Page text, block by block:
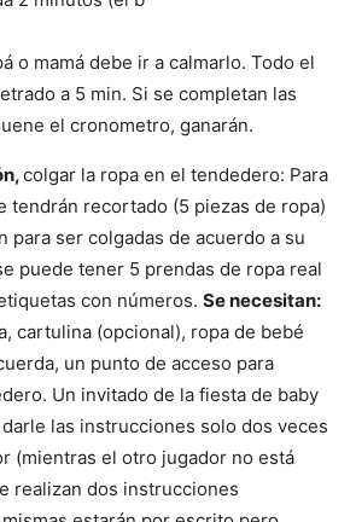
o mamá debe ir a calmarlo. Todo el
a 5 min. Si se completan las
el cronometro, ganarán.
colgar la ropa en el tendedero: Para
tendrán recortado (5 piezas de ropa)
para ser colgadas de acuerdo a su
puede tener 5 prendas de ropa real
con números. Se necesitan:
cartulina (opcional), ropa de bebé
un punto de acceso para
Un invitado de la fiesta de baby
las instrucciones solo dos veces
(mientras el otro jugador no está
realizan dos instrucciones